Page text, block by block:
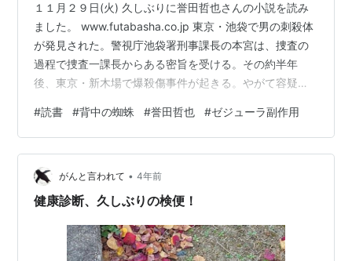
１１月２９日(火) 久しぶりに誉田哲也さんの小説を読み
ました。 www.futabasha.co.jp 東京・池袋で男の刺殺体
が発見された。警視庁池袋署刑事課長の本宮は、捜査の
過程で捜査一課長からある密旨を受ける。その約半年
後、東京・新木場で爆殺傷事件が起きる。やがて容疑者
木は、その流れに違和感を抱く。そしてまた、管理官と
なった本宮も違和感を覚ｒえていた。捜査の裏に、いっ
たい何があったのか——。高度化する情報社会における
警察捜査を重厚に描いた警察小説。第162回直木賞候補
作、待望の文庫化。 ++++++++++++お勧め度
#読書 #背中の蜘蛛 #誉田哲也 #ゼジューラ副作用
がんと言われて • 4年前
健康診断、久しぶりの検便！